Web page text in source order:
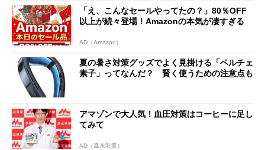
「え、こんなセールやってたの？」80％OFF
以上が続々登場！Amazonの本気が凄すぎる
AD（Amazon）
夏の暑さ対策グッズでよく見掛ける「ペルチェ
素子」ってなんだ？ 賢く使うための注意点も
アマゾンで大人気！血圧対策はコーヒーに足し
てみて
AD（森永乳業）